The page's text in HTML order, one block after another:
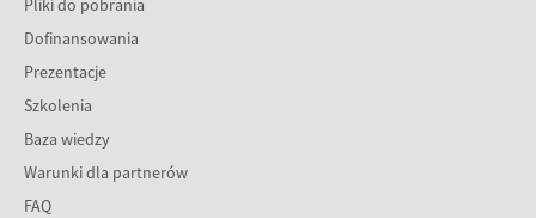
Dofinansowania
Prezentacje
Szkolenia
Baza wiedzy
Warunki dla partnerów
FAQ